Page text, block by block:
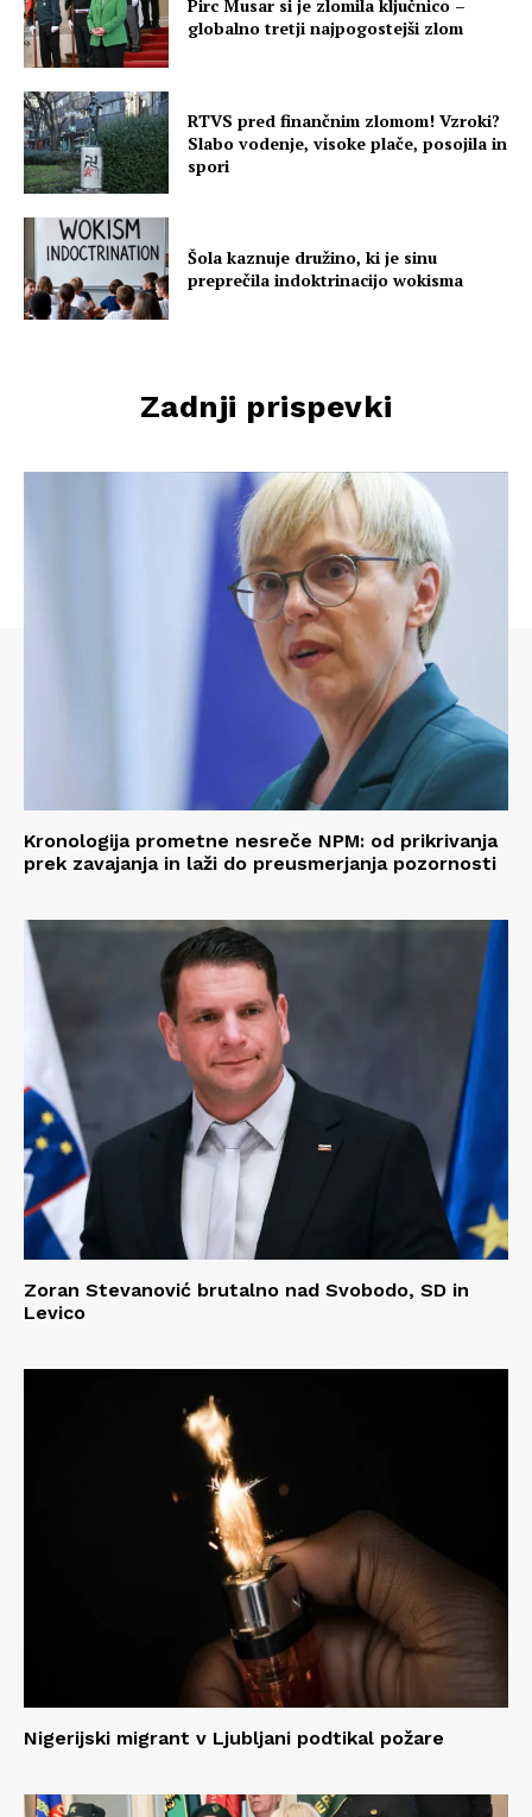
Pirc Musar si je zlomila ključnico –
globalno tretji najpogostejši zlom
RTVS pred finančnim zlomom! Vzroki?
Slabo vodenje, visoke plače, posojila in
spori
Šola kaznuje družino, ki je sinu
preprečila indoktrinacijo wokisma
Zadnji prispevki
Kronologija prometne nesreče NPM: od prikrivanja
prek zavajanja in laži do preusmerjanja pozornosti
Zoran Stevanović brutalno nad Svobodo, SD in
Levico
Nigerijski migrant v Ljubljani podtikal požare